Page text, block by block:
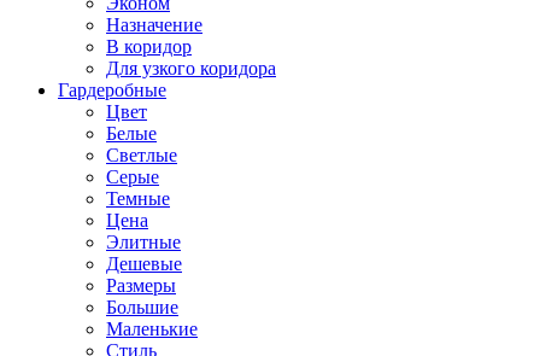
Назначение
В коридор
Для узкого коридора
Гардеробные
Цвет
Белые
Светлые
Серые
Темные
Цена
Элитные
Дешевые
Размеры
Большие
Маленькие
Стиль